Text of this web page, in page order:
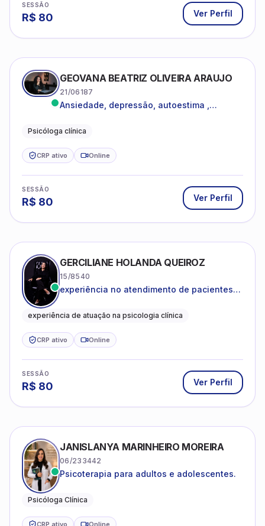
SESSÃO
R$ 80 Ver Perfil
GEOVANA BEATRIZ OLIVEIRA ARAUJO
21/06187
Ansiedade, depressão, autoestima ,
Psicóloga clínica
CRP ativo Online
SESSÃO
R$ 80 Ver Perfil
GERCILIANE HOLANDA QUEIROZ
15/8540
experiência no atendimento de pacientes
catastróficos e comportamentos
experiência de atuação na psicologia clínica
CRP ativo Online
SESSÃO
R$ 80 Ver Perfil
JANISLANYA MARINHEIRO MOREIRA
06/233442
Psicoterapia para adultos e adolescentes.
Psicóloga Clínica